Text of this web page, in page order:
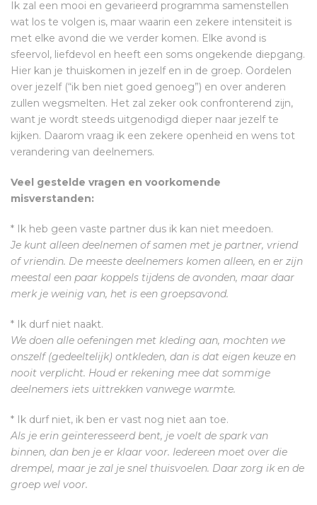
Ik zal een mooi en gevarieerd programma samenstellen
wat los te volgen is, maar waarin een zekere intensiteit is
met elke avond die we verder komen. Elke avond is
sfeervol, liefdevol en heeft een soms ongekende diepgang.
Hier kan je thuiskomen in jezelf en in de groep. Oordelen
over jezelf (“ik ben niet goed genoeg”) en over anderen
zullen wegsmelten. Het zal zeker ook confronterend zijn,
want je wordt steeds uitgenodigd dieper naar jezelf te
kijken. Daarom vraag ik een zekere openheid en wens tot
verandering van deelnemers.
Veel gestelde vragen en voorkomende
misverstanden:
* Ik heb geen vaste partner dus ik kan niet meedoen.
Je kunt alleen deelnemen of samen met je partner, vriend
of vriendin. De meeste deelnemers komen alleen, en er zijn
meestal een paar koppels tijdens de avonden, maar daar
merk je weinig van, het is een groepsavond.
* Ik durf niet naakt.
We doen alle oefeningen met kleding aan, mochten we
onszelf (gedeeltelijk) ontkleden, dan is dat eigen keuze en
nooit verplicht. Houd er rekening mee dat sommige
deelnemers iets uittrekken vanwege warmte.
* Ik durf niet, ik ben er vast nog niet aan toe.
Als je erin geïnteresseerd bent, je voelt de spark van
binnen, dan ben je er klaar voor. Iedereen moet over die
drempel, maar je zal je snel thuisvoelen. Daar zorg ik en de
groep wel voor.